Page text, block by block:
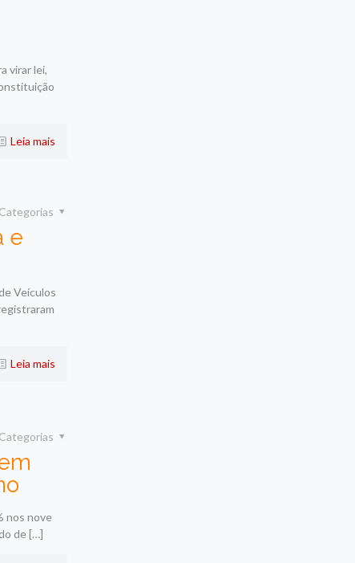
virar lei,
Leia mais
Categorias
e
Veículos
Leia mais
Categorias
nos nove
de[…]